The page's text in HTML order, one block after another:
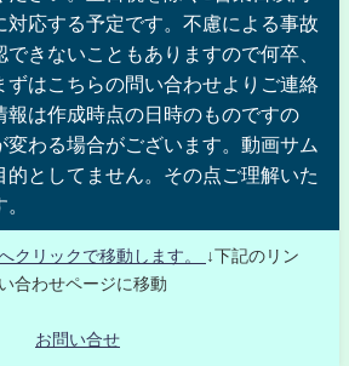
対応する予定です。不慮による事故
きないこともありますので何卒、
ずはこちらの問い合わせよりご連絡
報は作成時点の日時のものですの
変わる場合がございます。動画サム
的としてません。その点ご理解いた
クリックで移動します。
↓下記のリン
合わせページに移動
お問い合せ